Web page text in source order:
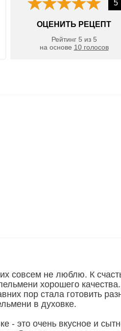
5
ОЦЕНИТЬ РЕЦЕПТ
Рейтинг 5 из 5
на основе 10голосов
совсем не люблю. К
хорошего качества.
пор стала готовить
в духовке.
- это очень вкусное и